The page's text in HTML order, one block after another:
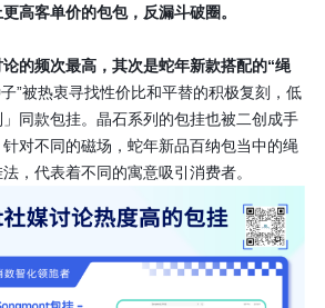
高客单价的包包，反漏斗破圈。
的频次最高，其次是蛇年新款搭配的“绳
”被热衷寻找性价比和平替的积极复刻，低
同款包挂。晶石系列的包挂也被二创成手
对不同的磁场，蛇年新品百纳包当中的绳
，代表着不同的寓意吸引消费者。